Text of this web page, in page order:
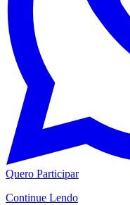
Quero Participar
Continue Lendo